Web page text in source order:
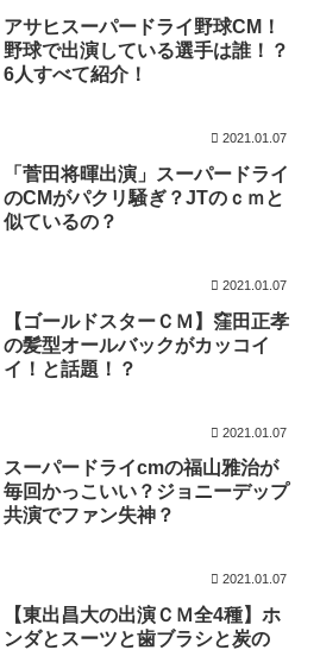
アサヒスーパードライ野球CM！
野球で出演している選手は誰！？
6人すべて紹介！
2021.01.07
「菅田将暉出演」スーパードライ
のCMがパクリ騒ぎ？JTのｃｍと
似ているの？
2021.01.07
【ゴールドスターＣＭ】窪田正孝
の髪型オールバックがカッコイ
イ！と話題！？
2021.01.07
スーパードライcmの福山雅治が
毎回かっこいい？ジョニーデップ
共演でファン失神？
2021.01.07
【東出昌大の出演ＣＭ全4種】ホ
ンダとスーツと歯ブラシと炭の